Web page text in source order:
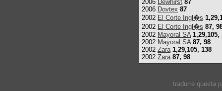
2006 Dewhirst 87
2006 Dovtex 87
2002 El Corte Ingl�s
2002 El Corte Ingl�s 87,
2002 Mayoral SA 1,29,105,
2002 Mayoral SA 87, 98
2002 Zara 1,29,105, 138
2002 Zara 87, 98
tradurre questa